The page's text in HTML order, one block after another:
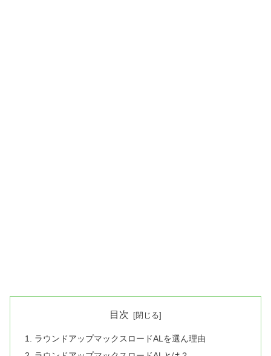
目次
ラウンドアップマックスロードALを選ん理由